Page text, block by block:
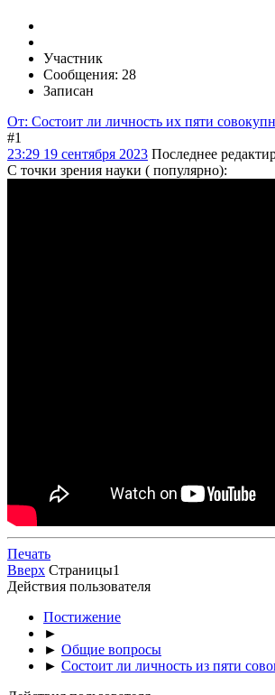
Участник
Сообщения: 28
Записан
От: Состоит ли личность их пяти
#1
23:29 19 сентября 2023 Последнее
С точки зрения науки ( популярно):
Печать
Вверх Страницы1
Действия пользователя
Постижение
►
► Общие вопросы
► Состоит ли личность из пяти